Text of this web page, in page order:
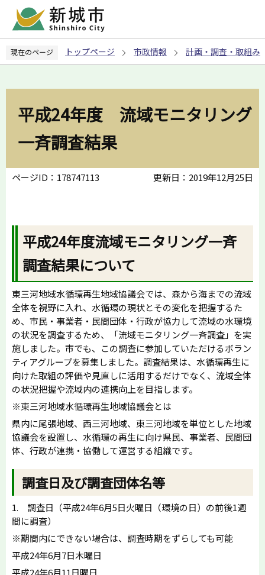
ペ
の
現在のページ トップページ 市政情報 計画・調査・取組み
平成24年度 流域モニタリング
一斉調査結果
ページID：178747113 更新日：2019年12月25日
平成24年度流域モニタリング一斉
調査結果について
東三河地域水循環再生地域協議会では、森から海までの流域
全体を視野に入れ、水循環の現状とその変化を把握するた
め、市民・事業者・民間団体・行政が協力して流域の水環境
の状況を調査するため、「流域モニタリング一斉調査」を実
施しました。市でも、この調査に参加していただけるボラン
ティアグループを募集しました。調査結果は、水循環再生に
向けた取組の評価や見直しに活用するだけでなく、流域全体
の状況把握や流域内の連携向上を目指します。
※東三河地域水循環再生地域協議会とは
県内に尾張地域、西三河地域、東三河地域を単位とした地域
協議会を設置し、水循環の再生に向け県民、事業者、民間団
体、行政が連携・協働して運営する組織です。
調査日及び調査団体名等
1. 調査日（平成24年6月5日火曜日（環境の日）の前後1週
間に調査）
※期間内にできない場合は、調査時期をずらしても可能
平成24年6月7日木曜日